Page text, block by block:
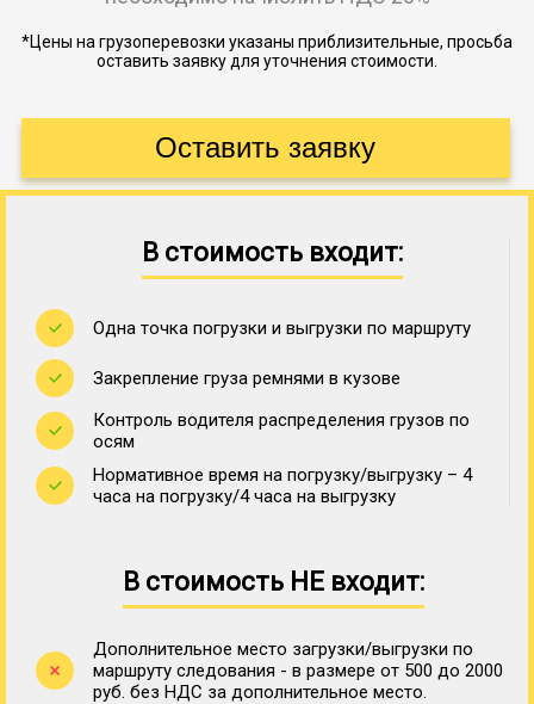
*Цены на грузоперевозки указаны приблизительные, просьба
оставить заявку для уточнения стоимости.
В стоимость входит:
Одна точка погрузки и выгрузки по маршруту
Закрепление груза ремнями в кузове
Контроль водителя распределения грузов по
осям
Нормативное время на погрузку/выгрузку – 4
часа на погрузку/4 часа на выгрузку
В стоимость НЕ входит:
Дополнительное место загрузки/выгрузки по
маршруту следования - в размере от 500 до 2000
руб. без НДС за дополнительное место.